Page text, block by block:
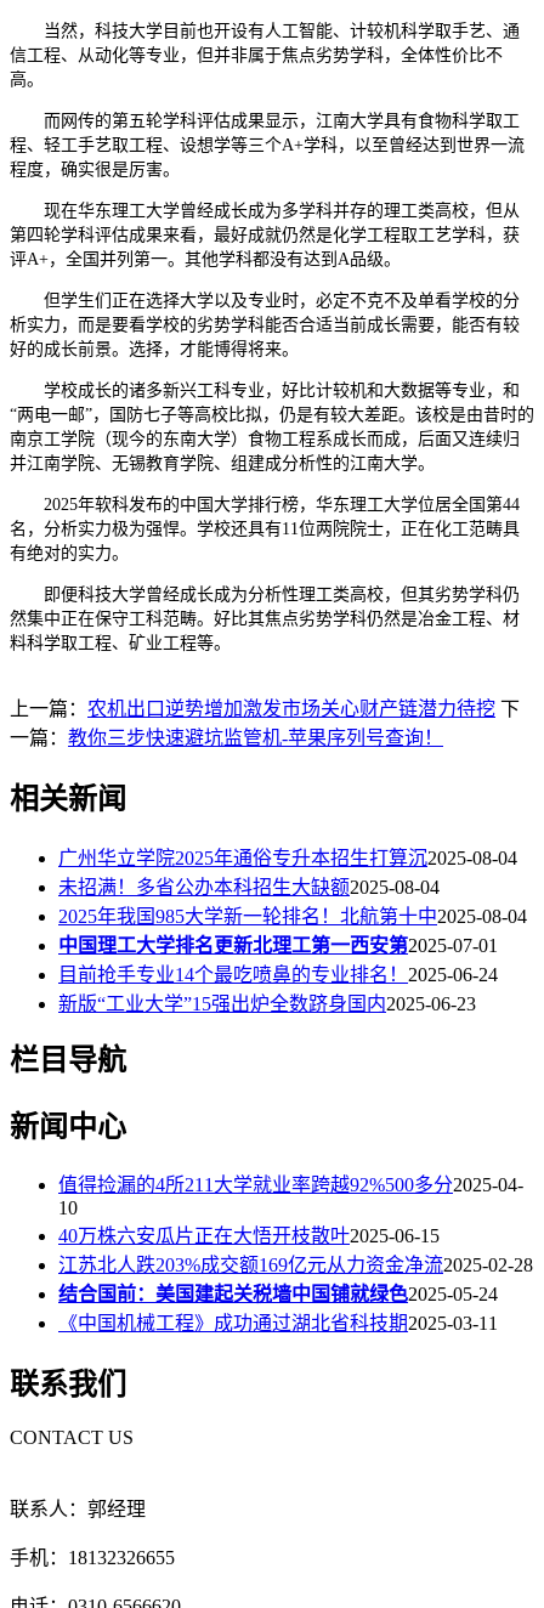
当然，科技大学目前也开设有人工智能、计较机科学取手艺、通
信工程、从动化等专业，但并非属于焦点劣势学科，全体性价比不
高。
而网传的第五轮学科评估成果显示，江南大学具有食物科学取工
程、轻工手艺取工程、设想学等三个A+学科，以至曾经达到世界一流
程度，确实很是厉害。
现在华东理工大学曾经成长成为多学科并存的理工类高校，但从
第四轮学科评估成果来看，最好成就仍然是化学工程取工艺学科，获
评A+，全国并列第一。其他学科都没有达到A品级。
但学生们正在选择大学以及专业时，必定不克不及单看学校的分
析实力，而是要看学校的劣势学科能否合适当前成长需要，能否有较
好的成长前景。选择，才能博得将来。
学校成长的诸多新兴工科专业，好比计较机和大数据等专业，和
“两电一邮”，国防七子等高校比拟，仍是有较大差距。该校是由昔时的
南京工学院（现今的东南大学）食物工程系成长而成，后面又连续归
并江南学院、无锡教育学院、组建成分析性的江南大学。
2025年软科发布的中国大学排行榜，华东理工大学位居全国第44
名，分析实力极为强悍。学校还具有11位两院院士，正在化工范畴具
有绝对的实力。
即便科技大学曾经成长成为分析性理工类高校，但其劣势学科仍
然集中正在保守工科范畴。好比其焦点劣势学科仍然是冶金工程、材
料科学取工程、矿业工程等。
上一篇： 农机出口逆势增加激发市场关心财产链潜力待挖 下
一篇： 教你三步快速避坑监管机-苹果序列号查询！
相关新闻
广州华立学院2025年通俗专升本招生打算沉2025-08-04
未招满！多省公办本科招生大缺额2025-08-04
2025年我国985大学新一轮排名！北航第十中2025-08-04
中国理工大学排名更新北理工第一西安第2025-07-01
目前抢手专业14个最吃喷鼻的专业排名！ 2025-06-24
新版“工业大学”15强出炉全数跻身国内2025-06-23
栏目导航
新闻中心
值得捡漏的4所211大学就业率跨越92%500多分2025-04-
10
40万株六安瓜片正在大悟开枝散叶2025-06-15
江苏北人跌203%成交额169亿元从力资金净流2025-02-28
结合国前：美国建起关税墙中国铺就绿色2025-05-24
《中国机械工程》成功通过湖北省科技期2025-03-11
联系我们
CONTACT US
联系人：郭经理
手机：18132326655